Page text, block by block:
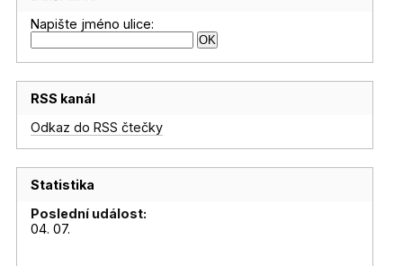
Napište jméno ulice:
RSS kanál
Odkaz do RSS čtečky
Statistika
Poslední událost:
04. 07.